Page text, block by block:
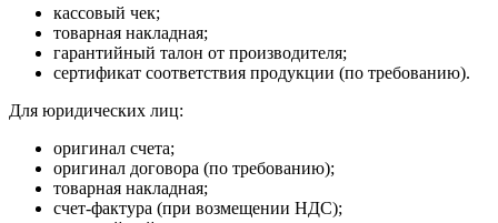
кассовый чек;
товарная накладная;
гарантийный талон от производителя;
сертификат соответствия продукции (по требованию).
Для юридических лиц:
оригинал счета;
оригинал договора (по требованию);
товарная накладная;
счет-фактура (при возмещении НДС);